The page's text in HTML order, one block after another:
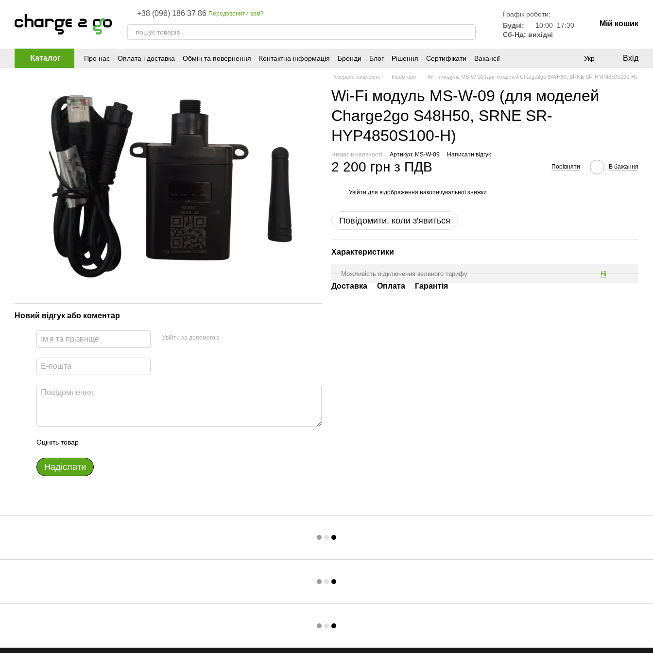
+38 (096) 186 37 86 Передзвонити вам?
Графік роботи:
Будні:
10:00–17:30
Сб-Нд: вихідні
Мій кошик
Каталог Про нас Оплата і доставка Обмін та повернення Контактна інформація Бренди Блог Рішення Сертифікати Вакансії Укр Вхід
Новий відгук або коментар
Увійти за допомогою
Оцініть товар
Надіслати
Резервне живлення Інвертори Wi-Fi модуль MS-W-09 (для моделей Charge2go S48H50, SRNE SR-HYP4850S100-H)
Wi-Fi модуль MS-W-09 (для моделей
Charge2go S48H50, SRNE SR-
HYP4850S100-H)
Немає в наявності Артикул: MS-W-09 Написати відгук
2 200 грн з ПДВ Порівняти В бажання
Увійти для відображення накопичувальної знижки
Повідомити, коли з'явиться
Характеристики
Можливість підключення зеленого тарифу Ні
Доставка Оплата Гарантія